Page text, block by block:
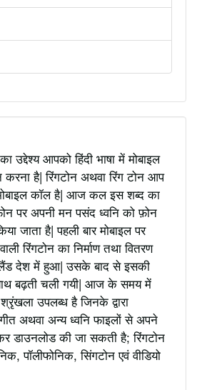
उद्देश्य आपको हिंदी भाषा में मोबाइल
करना है| रिंगटोन अथवा रिंग टोन आप
कॉल है| आज कल इस शब्द का
पर अपनी मन पसंद ध्वनि को फ़ोन
जाता है| पहली बार मोबाइल पर
रिंगटोन का निर्माण तथा वितरण
देश में हुआ| उसके बाद से इसकी
बढ़ती चली गयी| आज के समय में
उपलब्ध है जिनके द्वारा
अथवा अन्य ध्वनि फाइलों से अपने
डाउनलोड की जा सकती है; रिंगटोन
पॉलीफोनिक, सिंगटोन एवं वीडियो